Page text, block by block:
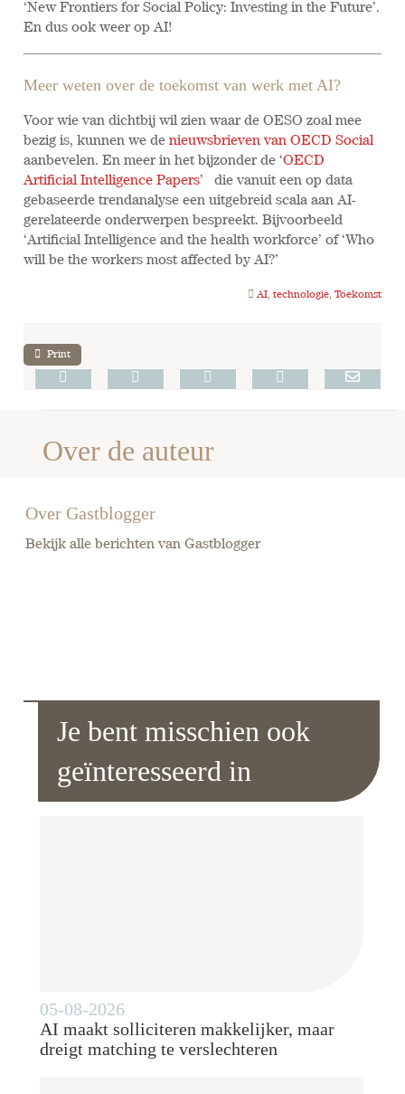
‘New Frontiers for Social Policy: Investing in the Future’.
En dus ook weer op AI!
Meer weten over de toekomst van werk met AI?
Voor wie van dichtbij wil zien waar de OESO zoal mee
bezig is, kunnen we denieuwsbrieven van OECD Social
aanbevelen. En meer in het bijzonder de ‘OECD
Artificial Intelligence Papers’ die vanuit een op data
gebaseerde trendanalyse een uitgebreid scala aan AI-
gerelateerde onderwerpen bespreekt. Bijvoorbeeld
‘Artificial Intelligence and the health workforce’ of ‘Who
will be the workers most affected by AI?’
AI, technologie, Toekomst
Print
Over de auteur
Over Gastblogger
Bekijk alle berichten van Gastblogger
Je bent misschien ook
geïnteresseerd in
05-08-2026
AI maakt solliciteren makkelijker, maar
dreigt matching te verslechteren